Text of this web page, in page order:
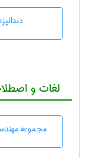
لغات و
مجموعه